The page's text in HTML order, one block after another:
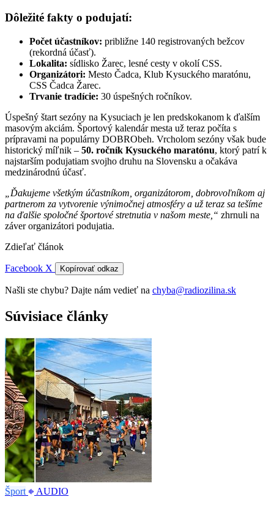
Dôležité fakty o podujatí:
Počet účastníkov: približne 140 registrovaných bežcov
(rekordná účasť).
Lokalita: sídlisko Žarec, lesné cesty v okolí CSS.
Organizátori: Mesto Čadca, Klub Kysuckého maratónu,
CSS Čadca Žarec.
Trvanie tradície: 30 úspešných ročníkov.
Úspešný štart sezóny na Kysuciach je len predskokanom k ďalším
masovým akciám. Športový kalendár mesta už teraz počíta s
prípravami na populárny DOBRObeh. Vrcholom sezóny však bude
historický míľnik – 50. ročník Kysuckého maratónu, ktorý patrí k
najstarším podujatiam svojho druhu na Slovensku a očakáva
medzinárodnú účasť.
„Ďakujeme všetkým účastníkom, organizátorom, dobrovoľníkom aj
partnerom za vytvorenie výnimočnej atmosféry a už teraz sa tešíme
na ďalšie spoločné športové stretnutia v našom meste,“ zhrnuli na
záver organizátori podujatia.
Zdieľať článok
Facebook X Kopírovať odkaz
Našli ste chybu? Dajte nám vedieť na chyba@radiozilina.sk
Súvisiace články
Šport AUDIO